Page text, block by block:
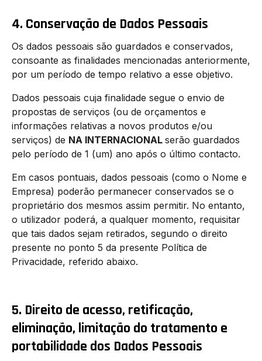
4. Conservação de Dados Pessoais
Os dados pessoais são guardados e conservados,
consoante as finalidades mencionadas anteriormente,
por um período de tempo relativo a esse objetivo.
Dados pessoais cuja finalidade segue o envio de
propostas de serviços (ou de orçamentos e
informações relativas a novos produtos e/ou
serviços) de NA INTERNACIONAL serão guardados
pelo período de 1 (um) ano após o último contacto.
Em casos pontuais, dados pessoais (como o Nome e
Empresa) poderão permanecer conservados se o
proprietário dos mesmos assim permitir. No entanto,
o utilizador poderá, a qualquer momento, requisitar
que tais dados sejam retirados, segundo o direito
presente no ponto 5 da presente Política de
Privacidade, referido abaixo.
5. Direito de acesso, retificação,
eliminação, limitação do tratamento e
portabilidade dos Dados Pessoais